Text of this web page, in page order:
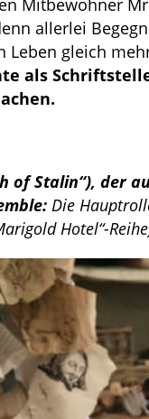
allerlei
Leben gleich
als
of Stalin“), der
Die
Hotel“-